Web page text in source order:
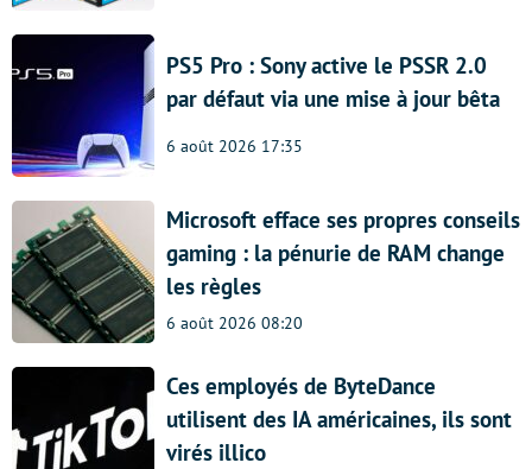
PS5 Pro : Sony active le PSSR 2.0
par défaut via une mise à jour bêta
6 août 2026 17:35
Microsoft efface ses propres conseils
gaming : la pénurie de RAM change
les règles
6 août 2026 08:20
Ces employés de ByteDance
utilisent des IA américaines, ils sont
virés illico